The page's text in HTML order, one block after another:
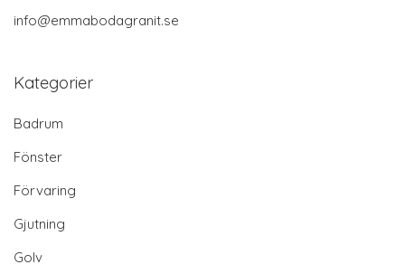
info@emmabodagranit.se
Kategorier
Badrum
Fönster
Förvaring
Gjutning
Golv